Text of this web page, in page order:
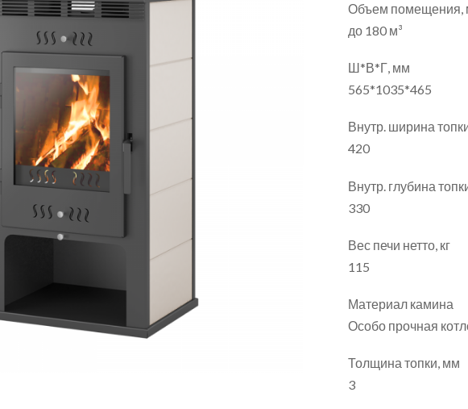
Объем помещения,
до 180 м³
Ш*В*Г, мм
565*1035*465
Внутр. ширина
420
Внутр. глубина
330
Вес печи нетто, кг
115
Материал камина
Особо прочная
Толщина топки, мм
3